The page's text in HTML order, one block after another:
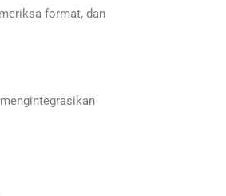
format, dan